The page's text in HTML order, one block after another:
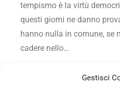
Gestisci
tempismo è la virtù
questi giorni ne danno
hanno nulla in comune, se
cadere nello…